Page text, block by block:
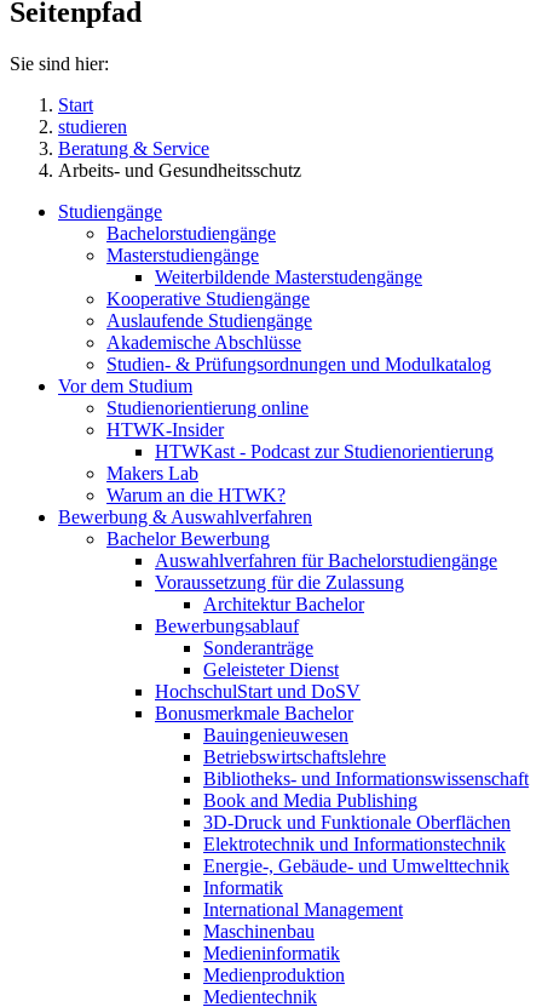
Seitenpfad
Sie sind hier:
Start
studieren
Beratung & Service
Arbeits- und Gesundheitsschutz
Studiengänge
Bachelorstudiengänge
Masterstudiengänge
Weiterbildende Masterstudengänge
Kooperative Studiengänge
Auslaufende Studiengänge
Akademische Abschlüsse
Studien- & Prüfungsordnungen und Modulkatalog
Vor dem Studium
Studienorientierung online
HTWK-Insider
HTWKast - Podcast zur Studienorientierung
Makers Lab
Warum an die HTWK?
Bewerbung & Auswahlverfahren
Bachelor Bewerbung
Auswahlverfahren für Bachelorstudiengänge
Voraussetzung für die Zulassung
Architektur Bachelor
Bewerbungsablauf
Sonderanträge
Geleisteter Dienst
HochschulStart und DoSV
Bonusmerkmale Bachelor
Bauingenieuwesen
Betriebswirtschaftslehre
Bibliotheks- und Informationswissenschaft
Book and Media Publishing
3D-Druck und Funktionale Oberflächen
Elektrotechnik und Informationstechnik
Energie-, Gebäude- und Umwelttechnik
Informatik
International Management
Maschinenbau
Medieninformatik
Medienproduktion
Medientechnik